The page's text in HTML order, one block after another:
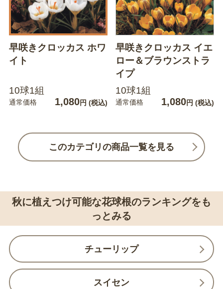
早咲きクロッカス ホワ
イト
10球1組
通常価格 1,080円 (税込)
早咲きクロッカス イエ
ロー＆ブラウンストラ
イプ
10球1組
通常価格 1,080円 (税込)
このカテゴリの商品一覧を見る
秋に植えつけ可能な花球根のランキングをも
っとみる
チューリップ
スイセン